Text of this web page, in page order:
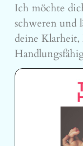
Ich möchte
schweren und
deine Klarheit,